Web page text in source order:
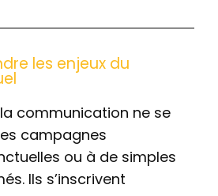
les enjeux du
communication ne se
campagnes
ou à de simples
Ils s’inscrivent